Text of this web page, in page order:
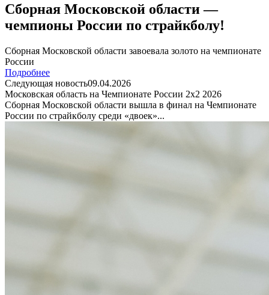
Сборная Московской области —
чемпионы России по страйкболу!
Сборная Московской области завоевала золото на чемпионате
России
Подробнее
Следующая новость09.04.2026
Московская область на Чемпионате России 2х2 2026
Сборная Московской области вышла в финал на Чемпионате
России по страйкболу среди «двоек»...